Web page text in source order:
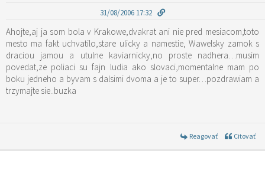
31/08/2006 17:32
Ahojte,aj ja som bola v Krakowe,dvakrat ani nie pred mesiacom,toto
mesto ma fakt uchvatilo,stare ulicky a namestie, Wawelsky zamok s
draciou jamou a utulne kaviarnicky,no proste nadhera…musim
povedat,ze poliaci su fajn ludia ako slovaci,momentalne mam po
boku jedneho a byvam s dalsimi dvoma a je to super…pozdrawiam a
trzymajte sie..buzka
Reagovať Citovať